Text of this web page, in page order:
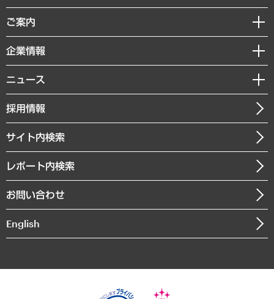
組織・人事戦略
デジタルイノベーション
共生・ダイバーシティ
GRC（ガバナンス・リスク・コンプライアンス）・防災（政策）
経済・産業・雇用・労働
まちづくり・観光・交通・スポーツ・スマートシティ
自然資源・農林水産業・食料システム
経済調査
レポート
コラム
経営用語集
受託・受注実績（官公庁関連）
メディア掲載・出演
ご案内
セミナー・イベント情報
MUFGビジネスセミナー
受託案件情報
企業情報
私たちの想い
社長メッセージ
会社概要
沿革
組織図・本部部室紹介
インドネシア現地法人
個人情報保護方針
ニュース
ニュースリリース
お知らせ
採用情報
サイト内検索
レポート内検索
お問い合わせ
English